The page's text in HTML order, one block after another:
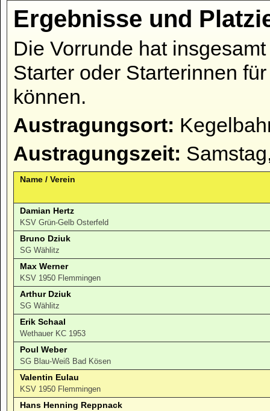
Ergebnisse und
Die Vorrunde hat
Starter oder Starterinnen
können.
Austragungsort:
Austragungszeit:
Name / Verein
Damian Hertz
KSV Grün-Gelb Osterfeld
Bruno Dziuk
SG Wählitz
Max Werner
KSV 1950 Flemmingen
Arthur Dziuk
SG Wählitz
Erik Schaal
Wethauer KC 1953
Poul Weber
SG Blau-Weiß Bad Kösen
Valentin Eulau
KSV 1950 Flemmingen
Hans Henning Reppnack